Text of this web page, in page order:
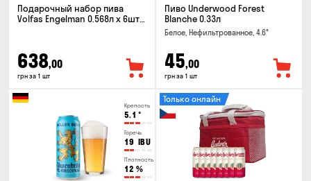
Подарочный набор пива
Volfas Engelman 0.568л x 6шт +
638,00
грн за 1 шт
Пиво Underwood Forest
Blanche 0.33л
Белое, Нефильтрованное, 4.6°
45,00
грн за 1 шт
Крепость
5.1 °
Горечь
19 IBU
Плотность
12 %
Только онлайн